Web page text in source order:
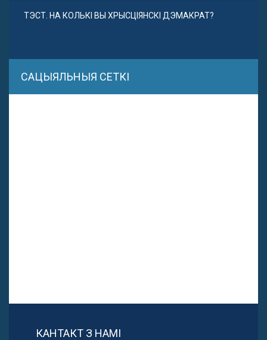
ТЭСТ. НА КОЛЬКІ ВЫ ХРЫСЦІЯНСКІ ДЭМАКРАТ?
САЦЫЯЛЬНЫЯ СЕТКІ
КАНТАКТ З НАМІ